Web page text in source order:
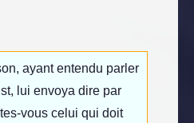
ayant entendu parler
lui envoya dire par
vous celui qui doit